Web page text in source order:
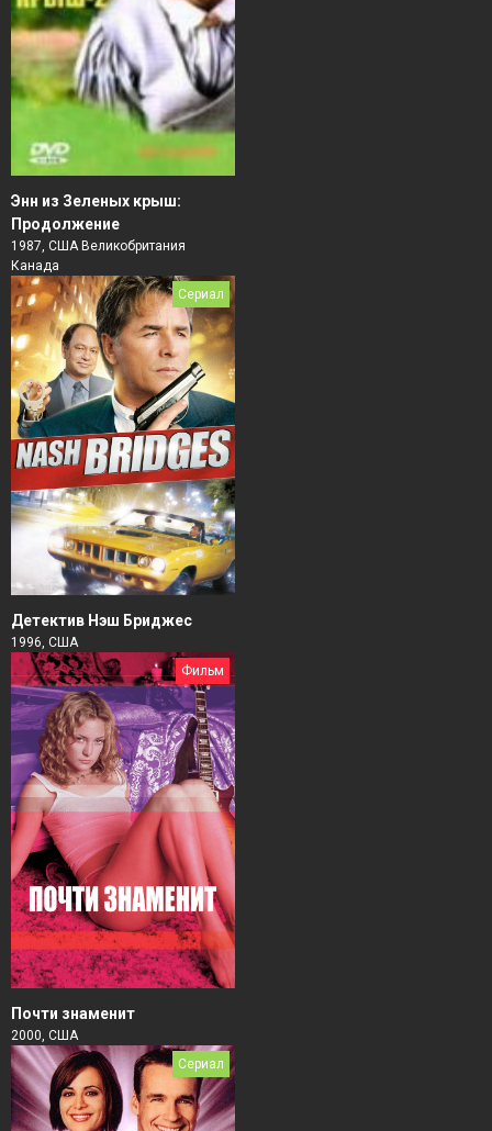
Энн из Зеленых крыш:
Продолжение
1987, США Великобритания
Канада
Сериал
Детектив Нэш Бриджес
1996, США
Фильм
Почти знаменит
2000, США
Сериал